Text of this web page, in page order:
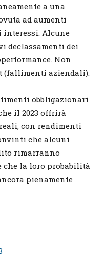
a una
ad aumenti
Alcune
declassamenti dei
Non
(fallimenti aziendali).
obbligazionari
il 2023 offrirà
con rendimenti
che alcuni
rimarranno
la loro probabilità
pienamente